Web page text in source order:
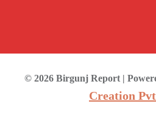
© 2026 Birgunj Report |
Creation